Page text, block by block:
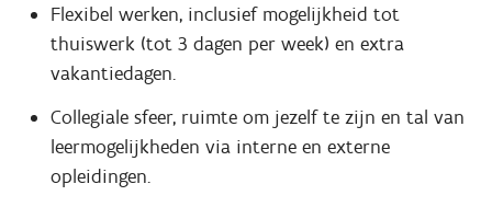
Flexibel werken, inclusief mogelijkheid tot
thuiswerk (tot 3 dagen per week) en extra
vakantiedagen.
Collegiale sfeer, ruimte om jezelf te zijn en tal van
leermogelijkheden via interne en externe
opleidingen.